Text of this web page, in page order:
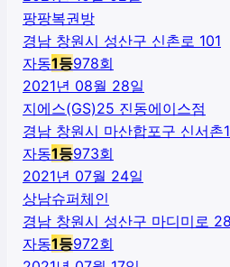
팡팡복권방
경남 창원시 성산구 신촌로 101
자동1등978회
2021년 08월 28일
지에스(GS)25 진동에이스점
경남 창원시 마산합포구 신서촌
자동1등973회
2021년 07월 24일
상남슈퍼체인
경남 창원시 성산구 마디미로
자동1등972회